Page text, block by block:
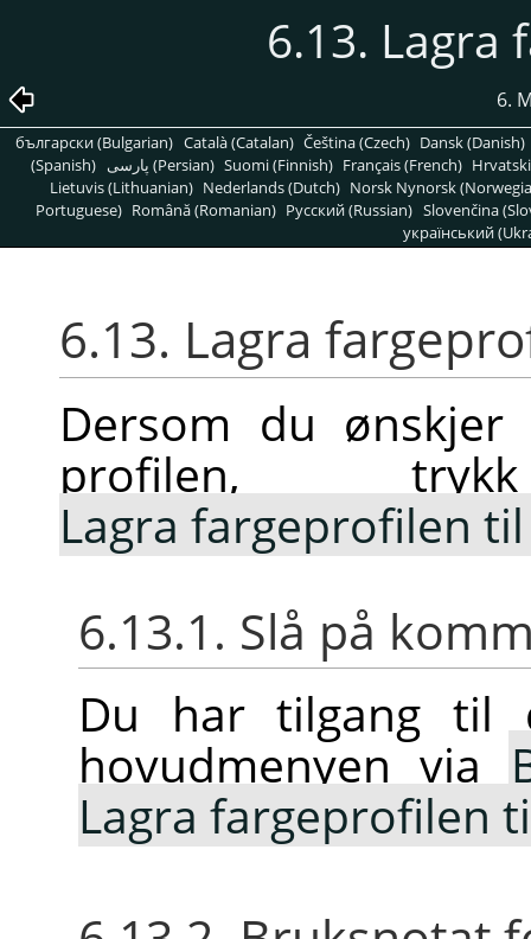
6.13.
6.
български (Bulgarian) Català (Catalan) Čeština (Czech) Dansk (Danish)
(Spanish)
پارسی (Persian) Suomi (Finnish) Français (French)
Lietuvis (Lithuanian) Nederlands (Dutch) Norsk Nynorsk
Portuguese) Română (Romanian) Pусский (Russian) Slovenčina
український
6.13. Lagra
Dersom du
profilen,
Lagra fargeprofilen
6.13.1. Slå på
Du har tilgang til
hovudmenyen via
Lagra fargeprofilen